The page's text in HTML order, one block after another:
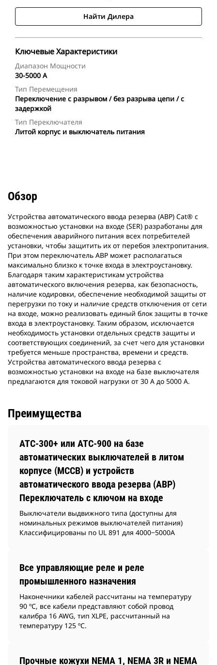
Найти Дилера
Ключевые Характеристики
Диапазон Мощности
30-5000 А
Тип Перемещения
Переключение с разрывом / без разрыва цепи / с
задержкой
Тип Переключателя
Литой корпус и выключатель питания
Обзор
Устройства автоматического ввода резерва (АВР) Cat® с
возможностью установки на входе (SER) разработаны для
обеспечения аварийного питания всех потребителей
установки, чтобы защитить их от перебоя электропитания.
При этом переключатель АВР может располагаться
максимально близко к точке входа в электроустановку.
Благодаря таким характеристикам устройства
автоматического включения резерва, как безопасность,
наличие кодировки, обеспечение необходимой защиты от
перегрузки по току и наличие средств отключения от сети
на входе, можно реализовать единый блок защиты в точке
входа в электроустановку. Таким образом, исключается
необходимость установки отдельных средств защиты и
соответствующих соединений, за счет чего для установки
требуется меньше пространства, времени и средств.
Устройства автоматического ввода резерва с
возможностью установки на входе на базе выключателя
предлагаются для токовой нагрузки от 30 А до 5000 А.
Преимущества
ATC-300+ или ATC-900 на базе
автоматических выключателей в литом
корпусе (MCCB) и устройств
автоматического ввода резерва (АВР)
Переключатель с ключом на входе
Выключатели выдвижного типа (доступны для
номинальных режимов выключателей питания)
Классифицированы по UL 891 для 4000‒5000A
Все управляющие реле и реле
промышленного назначения
Наконечники кабелей рассчитаны на температуру
90 ºC, все кабели представляют собой провод
калибра 16 AWG, тип XLPE, рассчитанный на
температуру 125 ºC.
Прочные кожухи NEMA 1, NEMA 3R и NEMA